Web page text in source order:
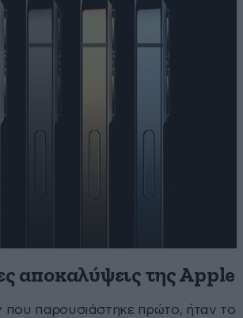
αποκαλύψεις της Apple
που παρουσιάστηκε πρώτο, ήταν το